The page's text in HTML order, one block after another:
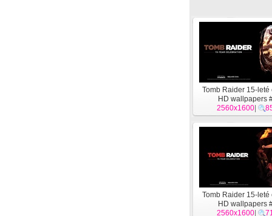
Tomb Raider 15-leté
HD wallpapers
2560x1600
Tomb Raider 15-leté
HD wallpapers
2560x1600